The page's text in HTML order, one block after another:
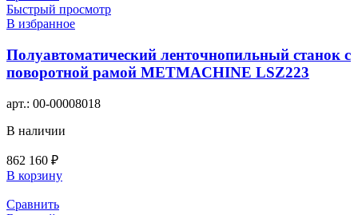
Быстрый просмотр
В избранное
Полуавтоматический ленточнопильный станок с
поворотной рамой METMACHINE LSZ223
арт.: 00-00008018
В наличии
862 160 ₽
В корзину
Сравнить